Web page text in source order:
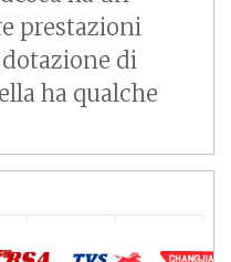
prestazioni
di
ha qualche